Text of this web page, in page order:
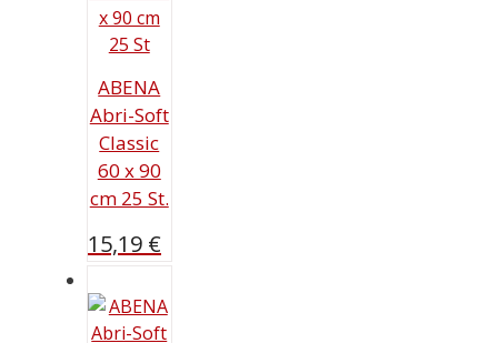
ABENA
Abri-Soft
Classic
60 x 90
cm 25 St.
15,19 €